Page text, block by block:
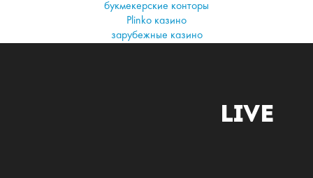
букмекерские конторы
Plinko казино
зарубежные казино
Live